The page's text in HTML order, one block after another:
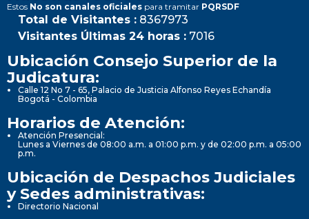
Estos No son canales oficiales para tramitar PQRSDF
Total de Visitantes : 8367973
Visitantes Últimas 24 horas : 7016
Ubicación Consejo Superior de la
Judicatura:
Calle 12 No 7 - 65, Palacio de Justicia Alfonso Reyes Echandía
Bogotá - Colombia
Horarios de Atención:
Atención Presencial:
Lunes a Viernes de 08:00 a.m. a 01:00 p.m. y de 02:00 p.m. a 05:00
p.m.
Ubicación de Despachos Judiciales
y Sedes administrativas:
Directorio Nacional